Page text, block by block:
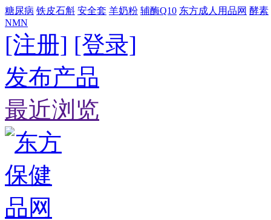
糖尿病 铁皮石斛 安全套 羊奶粉 辅酶Q10 东方成人用品网 酵素
NMN
[注册] [登录]
发布产品
最近浏览